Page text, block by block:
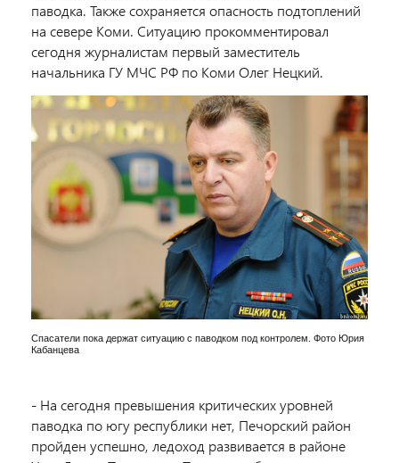
паводка. Также сохраняется опасность подтоплений
на севере Коми. Ситуацию прокомментировал
сегодня журналистам первый заместитель
начальника ГУ МЧС РФ по Коми Олег Нецкий.
Спасатели пока держат ситуацию с паводком под контролем. Фото Юрия
Кабанцева
- На сегодня превышения критических уровней
паводка по югу республики нет, Печорский район
пройден успешно, ледоход развивается в районе